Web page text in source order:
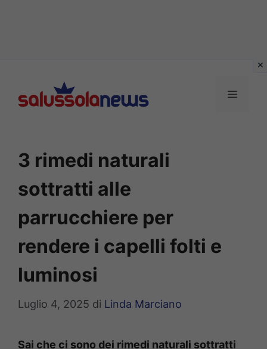
contenuto
MENU
3 rimedi naturali
sottratti alle
parrucchiere per
rendere i capelli folti e
luminosi
Luglio 4, 2025 di Linda Marciano
Sai che ci sono dei rimedi naturali sottratti